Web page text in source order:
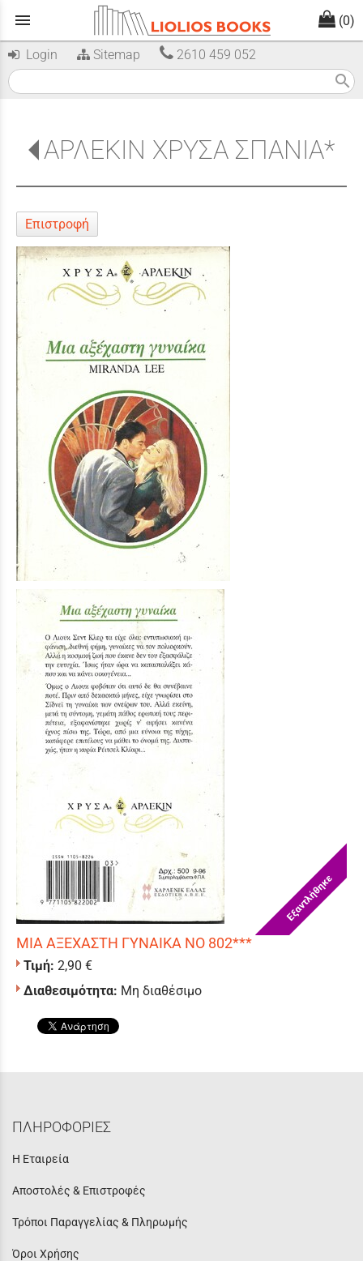
menu (0)
Login Sitemap 2610 459 052
search
ΑΡΛΕΚΙΝ ΧΡΥΣΑ ΣΠΑΝΙΑ*
Επιστροφή
Εξαντλήθηκε
ΜΙΑ ΑΞΕΧΑΣΤΗ ΓΥΝΑΙΚΑ ΝΟ 802***
Τιμή: 2,90 €
Διαθεσιμότητα: Μη διαθέσιμο
ΠΛΗΡΟΦΟΡΙΕΣ
Η Εταιρεία
Αποστολές & Επιστροφές
Τρόποι Παραγγελίας & Πληρωμής
Όροι Χρήσης